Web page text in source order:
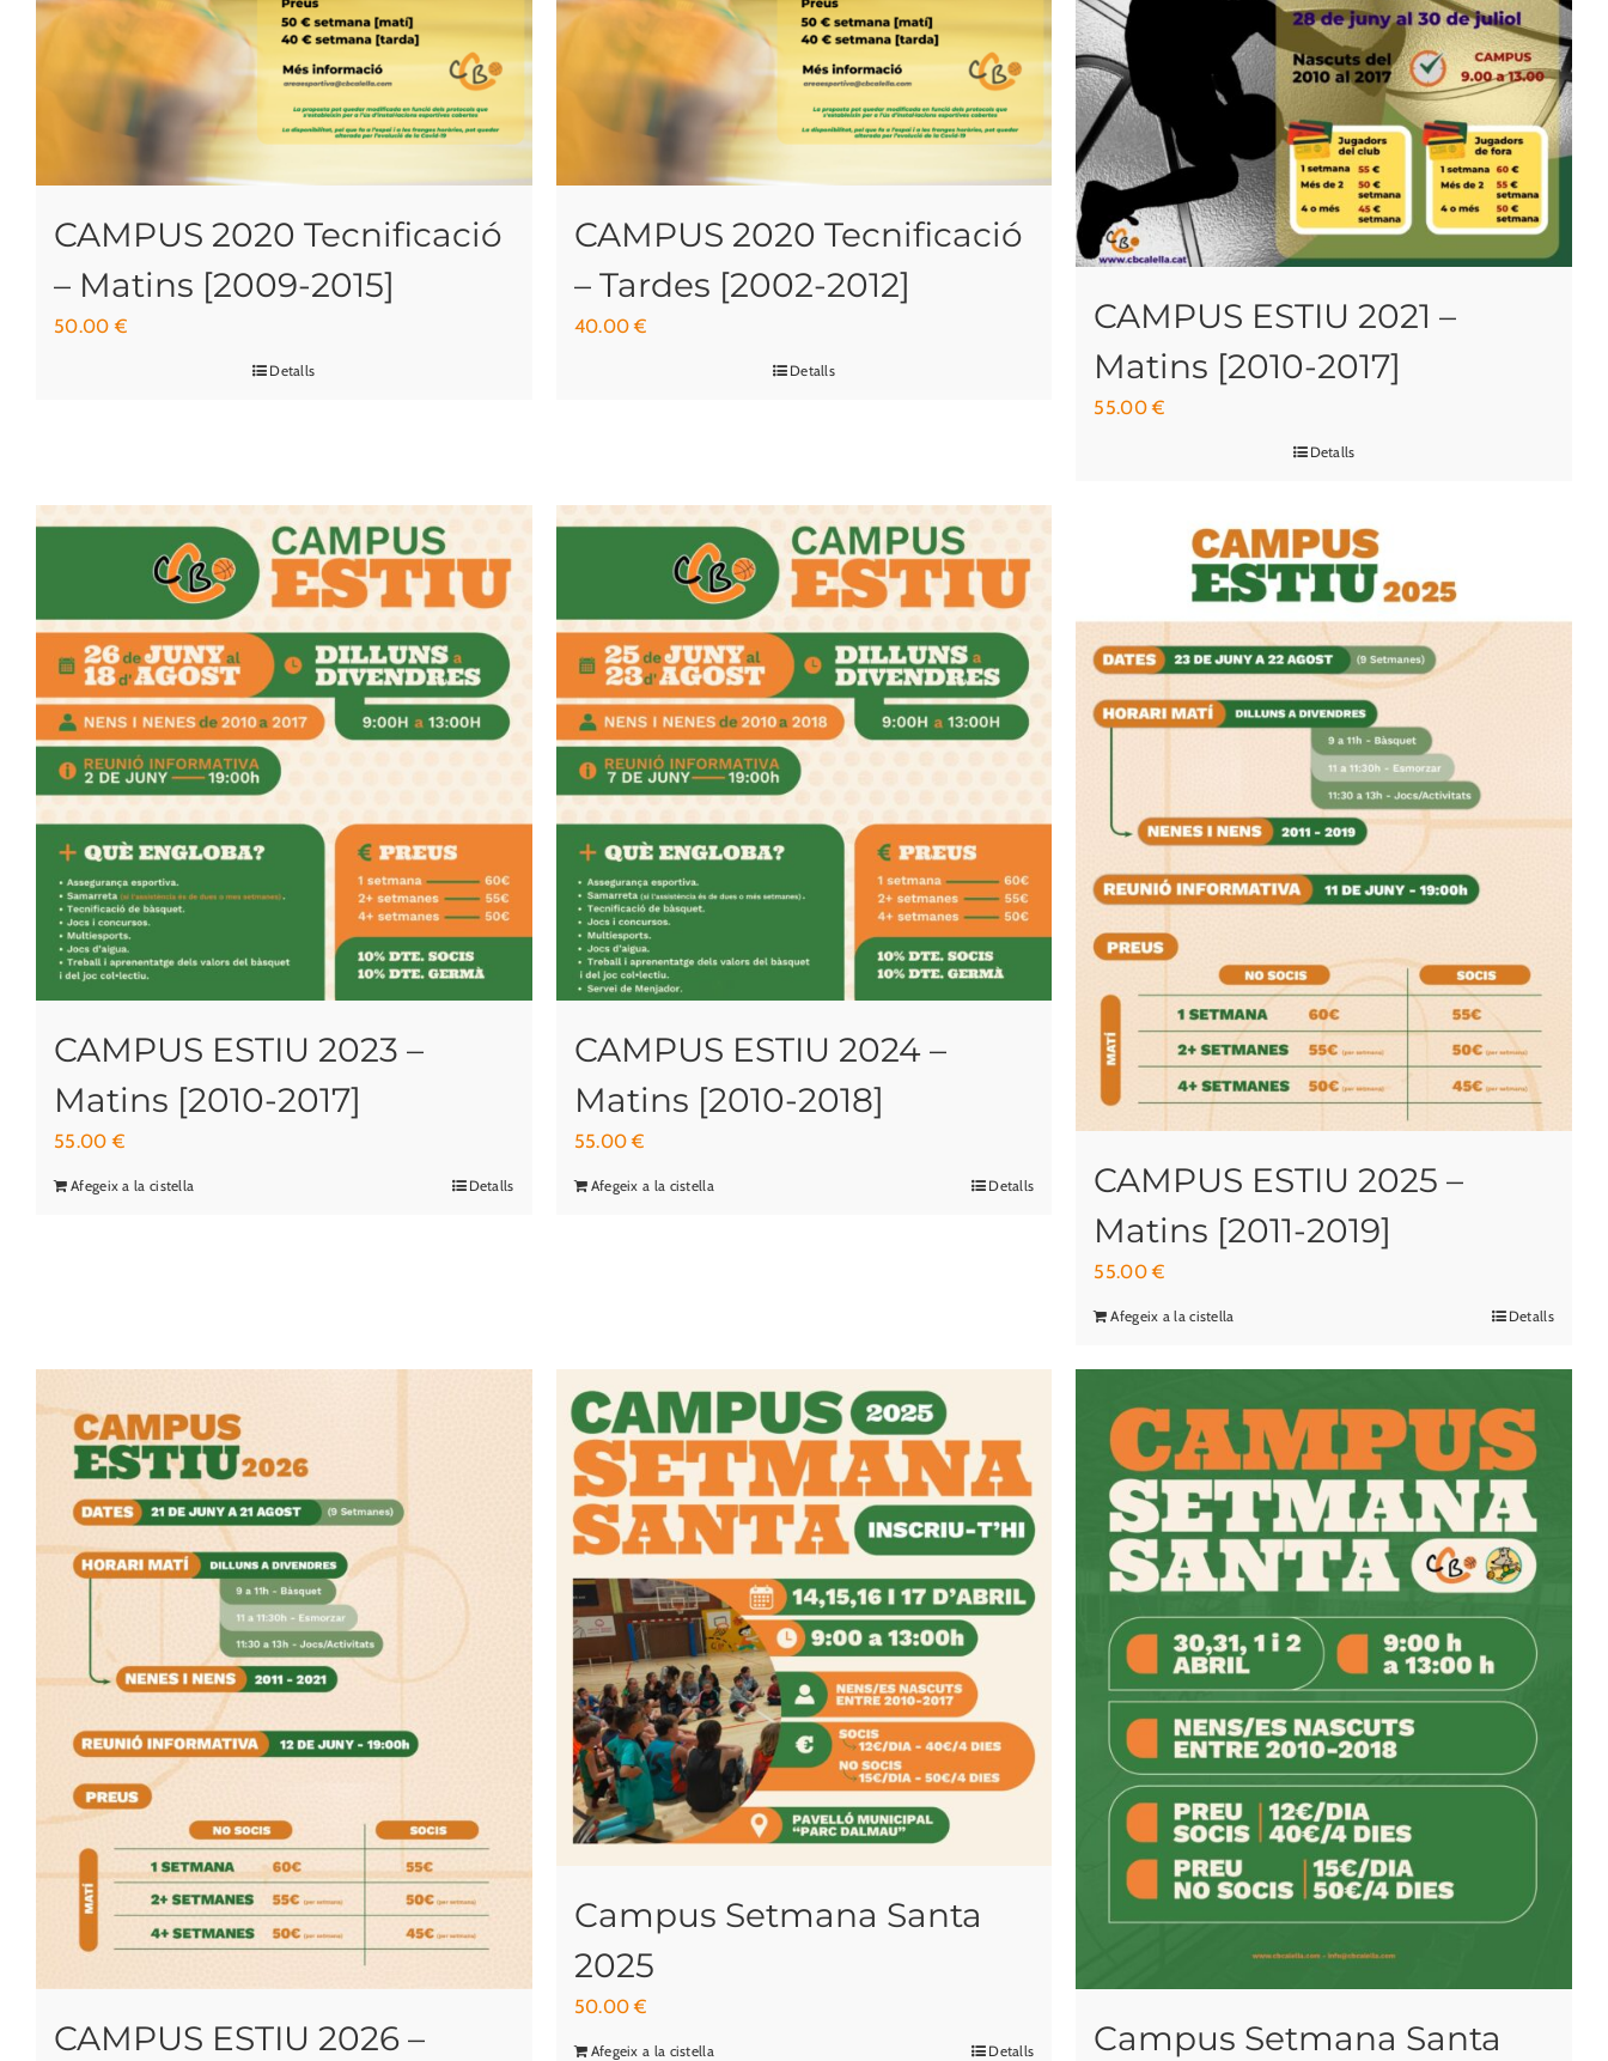
CAMPUS 2020 Tecnificació
– Matins [2009-2015]
50.00€
Detalls
CAMPUS 2020 Tecnificació
– Tardes [2002-2012]
40.00€
Detalls
CAMPUS ESTIU 2021 –
Matins [2010-2017]
55.00€
Detalls
CAMPUS ESTIU 2023 –
Matins [2010-2017]
55.00€
Afegeix a la cistella Detalls
CAMPUS ESTIU 2024 –
Matins [2010-2018]
55.00€
Afegeix a la cistella Detalls
CAMPUS ESTIU 2025 –
Matins [2011-2019]
55.00€
Afegeix a la cistella Detalls
CAMPUS ESTIU 2026 –
Campus Setmana Santa
2025
50.00€
Afegeix a la cistella Detalls
Campus Setmana Santa